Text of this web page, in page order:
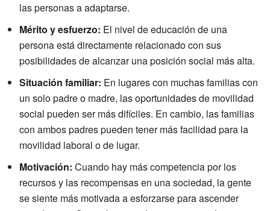
las personas a adaptarse.
Mérito y esfuerzo: El nivel de educación de una
persona está directamente relacionado con sus
posibilidades de alcanzar una posición social más alta.
Situación familiar: En lugares con muchas familias con
un solo padre o madre, las oportunidades de movilidad
social pueden ser más difíciles. En cambio, las familias
con ambos padres pueden tener más facilidad para la
movilidad laboral o de lugar.
Motivación: Cuando hay más competencia por los
recursos y las recompensas en una sociedad, la gente
se siente más motivada a esforzarse para ascender